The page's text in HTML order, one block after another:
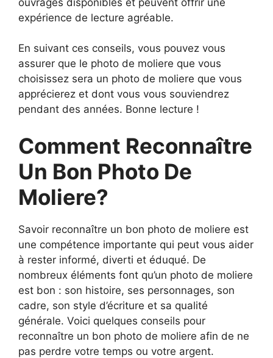
expérience de lecture agréable.
En suivant ces conseils, vous pouvez vous
assurer que le photo de moliere que vous
choisissez sera un photo de moliere que vous
apprécierez et dont vous vous souviendrez
pendant des années. Bonne lecture !
Comment Reconnaître
Un Bon Photo De
Moliere?
Savoir reconnaître un bon photo de moliere est
une compétence importante qui peut vous aider
à rester informé, diverti et éduqué. De
nombreux éléments font qu’un photo de moliere
est bon : son histoire, ses personnages, son
cadre, son style d’écriture et sa qualité
générale. Voici quelques conseils pour
reconnaître un bon photo de moliere afin de ne
pas perdre votre temps ou votre argent.